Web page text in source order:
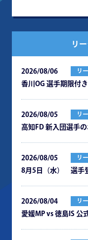
リ
2026/08/06 リ
⾹川OG 選⼿期限付
2026/08/05 リ
⾼知FD 新⼊団選⼿
2026/08/05 リ
8月5日（水） 選手
2026/08/04 リ
愛媛MP vs 徳島IS 公